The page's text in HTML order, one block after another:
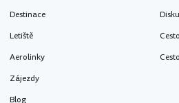
Destinace
Letiště
Aerolinky
Zájezdy
Blog